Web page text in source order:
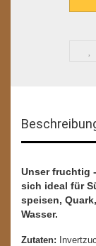
Unser fruchtig
sich ideal für
speisen,
Wasser.
Zutaten: